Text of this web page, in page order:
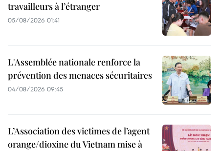
travailleurs à l’étranger
05/08/2026 01:41
L'Assemblée nationale renforce la
prévention des menaces sécuritaires
04/08/2026 09:45
L’Association des victimes de l’agent
orange/dioxine du Vietnam mise à